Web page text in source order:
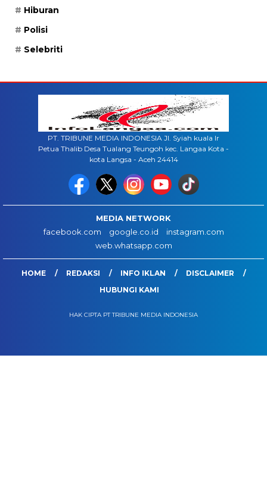
Hiburan
Polisi
Selebriti
PT. TRIBUNE MEDIA INDONESIA Jl. Syiah kuala lr
Petua Thalib Desa Tualang Teungoh kec. Langaa Kota -
kota Langsa - Aceh 24414
MEDIA NETWORK
facebook.com
google.co.id
instagram.com
web.whatsapp.com
HOME REDAKSI INFO IKLAN
DISCLAIMER
HUBUNGI KAMI
HAK CIPTA PT TRIBUNE MEDIA INDONESIA